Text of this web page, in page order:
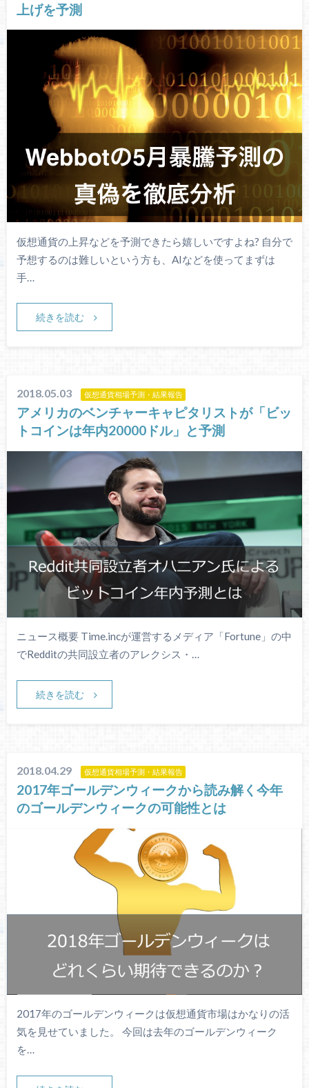
上げを予測
仮想通貨の上昇などを予測できたら嬉しいですよね? 自分で
予想するのは難しいという方も、AIなどを使ってまずは
手…
続きを読む
2018.05.03 仮想通貨相場予測・結果報告
アメリカのベンチャーキャピタリストが「ビッ
トコインは年内20000ドル」と予測
ニュース概要 Time.incが運営するメディア「Fortune」の中
でRedditの共同設立者のアレクシス・…
続きを読む
2018.04.29 仮想通貨相場予測・結果報告
2017年ゴールデンウィークから読み解く今年
のゴールデンウィークの可能性とは
2017年のゴールデンウィークは仮想通貨市場はかなりの活
気を見せていました。 今回は去年のゴールデンウィーク
を…